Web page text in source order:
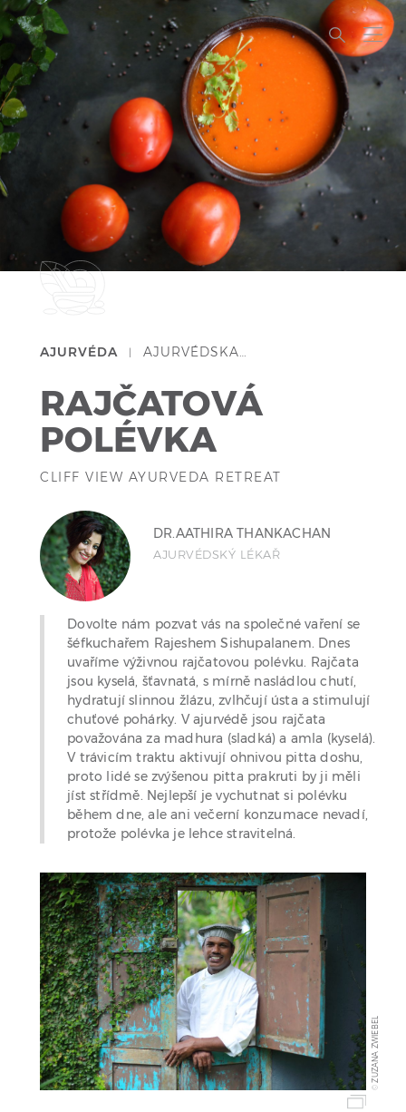
AJURVÉDA |AJURVÉDSKA…
RAJČATOVÁ
POLÉVKA
CLIFF VIEW AYURVEDA RETREAT
DR.AATHIRA THANKACHAN
AJURVÉDSKÝ LÉKAŘ
Dovolte nám pozvat vás na společné vaření se
šéfkuchařem Rajeshem Sishupalanem. Dnes
uvaříme výživnou rajčatovou polévku. Rajčata
jsou kyselá, šťavnatá, s mírně nasládlou chutí,
hydratují slinnou žlázu, zvlhčují ústa a stimulují
chuťové pohárky. V ajurvédě jsou rajčata
považována za madhura (sladká) a amla (kyselá).
V trávicím traktu aktivují ohnivou pitta doshu,
proto lidé se zvýšenou pitta prakruti by ji měli
jíst střídmě. Nejlepší je vychutnat si polévku
během dne, ale ani večerní konzumace nevadí,
protože polévka je lehce stravitelná.
©
ZUZANA ZWIEBEL